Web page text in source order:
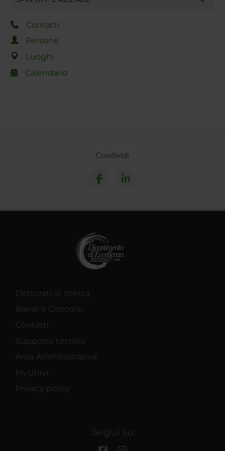
Contatti
Persone
Luoghi
Calendario
Condividi
Dottorati di ricerca
Bandi e Concorsi
Contatti
Supporto tecnico
Area Amministrativa
MyUnivr
Privacy policy
Segui su